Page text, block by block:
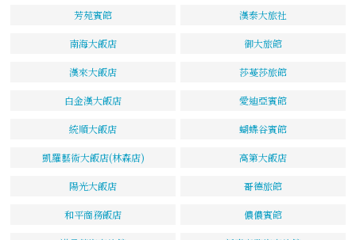
芳苑賓館 漢泰大旅社
南海大飯店 御大旅館
漢來大飯店 莎蔓莎旅館
白金漢大飯店 愛迪亞賓館
統順大飯店 蝴蝶谷賓館
凱羅藝術大飯店(林森店) 高第大飯店
陽光大飯店 哥德旅館
和平商務飯店 儂儂賓館